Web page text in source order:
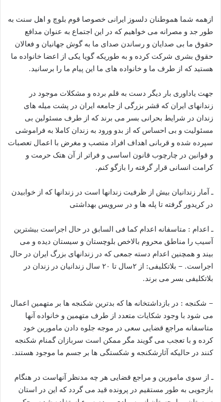
ازهمه شما هموطنان دلسوز ایرانی خصوصا قوم بلوچ و اهل سنت به
طور جد و مصرانه می خواهیم که در این اجتماع به عنوان مدافع
حقوق ما بی صدایان و رساندن صدای ما به گوش جهانیان و فعالان
حقوق بشری شرکت کرده و به طوریکه گویا یکی از اعضا خانواده ما
هستید که از طرف ما و خانواده های ما این پیام ما را برسانید.
جهت یاداوری بار دیگر دست به قلم برده و مشکلات موجود در
زندانهای ایران که قشر بزرگی از جامعه ایران در پشت میله های
زندان در شرایط بحرانی بسر می برند که از طرف مسئولین بی
مسئولیت و بی احساس که از بدو ورود به زندان کاملا به فراموشی
سپرده شده و قربانی اهداف افراد متصب و مغرض با اعمال تعصبات
و قوانین در چارچوب قانون اساسی و فراتر از آن هتک حرمت و
کرامت انسانی قرار گرفته را بازگو کنم.
ـ آمار زندانیان بیش از ظرفیت زندانها است در زندانها که از خوابیدن
در کریدور گرفته تا پله ها و در سرویس بهداشتی
ـ اعدام : متاسفانه اعدام کما فی السابق در حال اجراست بیشترین
آسیب را مناطق محروم بالاخص بلوچستان و سیستان دیده و می
بیند و همچنین اعدام دسته جمعی که در زندانهای بزرگ ایران در حال
اجراست. – بلاتکلیفی: از ۲سال تا ۲۰ سال زندانیان در زندان در
بلاتکلیفی بسر می برند.
– شکنجه : در بازداشتخانه ها که بدترین شکنجه ها بر متهمین اعمال
می شود با وجود شکایات متعدد از طرف متهمین و خانواده آنها
متاسفانه مراجع قضایی سعی در موجه جلوه دادن مامورین خود
کرده و با تعجب می گویند مگر ممکن است سربازان گمنام شکنجه
کنند در حالیکه آثارشکنجه و شکستگی ها بر جسم ما موجود هستند.
ـ از سوی مامورین و مراجع قضایی هر چه مدنظر آنهاست در هنگام
بازجویی به طور مستقیم در پرونده قید می گردد که این در استان